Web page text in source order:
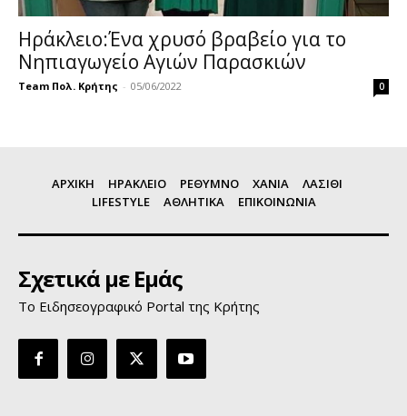
Ηράκλειο:Ένα χρυσό βραβείο για το
Νηπιαγωγείο Αγιών Παρασκιών
Team Πολ. Κρήτης - 05/06/2022 0
ΑΡΧΙΚΗ ΗΡΑΚΛΕΙΟ ΡΕΘΥΜΝΟ ΧΑΝΙΑ
ΛΑΣΙΘΙ
LIFESTYLE
ΑΘΛΗΤΙΚΑ ΕΠΙΚΟΙΝΩΝΙΑ
Σχετικά με Εμάς
Το Ειδησεογραφικό Portal της Κρήτης